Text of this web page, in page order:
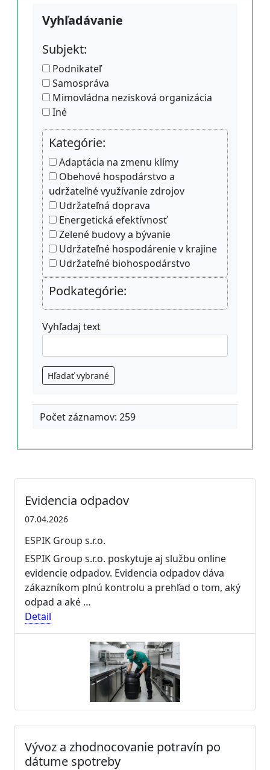
Vyhľadávanie
Subjekt:
Podnikateľ
Samospráva
Mimovládna nezisková organizácia
Iné
Kategórie:
Adaptácia na zmenu klímy
Obehové hospodárstvo a
udržateľné využívanie zdrojov
Udržateľná doprava
Energetická efektívnosť
Zelené budovy a bývanie
Udržateľné hospodárenie v krajine
Udržateľné biohospodárstvo
Podkategórie:
Vyhľadaj text
Hľadať vybrané
Počet záznamov: 259
Evidencia odpadov
07.04.2026
ESPIK Group s.r.o.
ESPIK Group s.r.o. poskytuje aj službu online
evidencie odpadov. Evidencia odpadov dáva
zákazníkom plnú kontrolu a prehľad o tom, aký
odpad a aké …
Detail
Vývoz a zhodnocovanie potravín po
dátume spotreby